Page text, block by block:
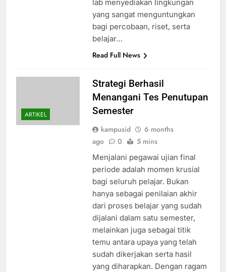
lab menyediakan lingkungan
yang sangat menguntungkan
bagi percobaan, riset, serta
belajar…
Read Full News
ARTIKEL
Strategi Berhasil
Menangani Tes Penutupan
Semester
kampusid
6 months
ago
0 5 mins
Menjalani pegawai ujian final
periode adalah momen krusial
bagi seluruh pelajar. Bukan
hanya sebagai penilaian akhir
dari proses belajar yang sudah
dijalani dalam satu semester,
melainkan juga sebagai titik
temu antara upaya yang telah
sudah dikerjakan serta hasil
yang diharapkan. Dengan ragam